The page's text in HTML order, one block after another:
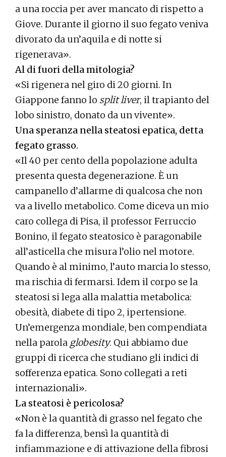
a una roccia per aver mancato di rispetto a
Giove. Durante il giorno il suo fegato veniva
divorato da un’aquila e di notte si
rigenerava».
Al di fuori della mitologia?
«Si rigenera nel giro di 20 giorni. In
Giappone fanno lo split liver, il trapianto del
lobo sinistro, donato da un vivente».
Una speranza nella steatosi epatica, detta
fegato grasso.
«Il 40 per cento della popolazione adulta
presenta questa degenerazione. È un
campanello d’allarme di qualcosa che non
va a livello metabolico. Come diceva un mio
caro collega di Pisa, il professor Ferruccio
Bonino, il fegato steatosico è paragonabile
all’asticella che misura l’olio nel motore.
Quando è al minimo, l’auto marcia lo stesso,
ma rischia di fermarsi. Idem il corpo se la
steatosi si lega alla malattia metabolica:
obesità, diabete di tipo 2, ipertensione.
Un’emergenza mondiale, ben compendiata
nella parola globesity. Qui abbiamo due
gruppi di ricerca che studiano gli indici di
sofferenza epatica. Sono collegati a reti
internazionali».
La steatosi è pericolosa?
«Non è la quantità di grasso nel fegato che
fa la differenza, bensì la quantità di
infiammazione e di attivazione della fibrosi